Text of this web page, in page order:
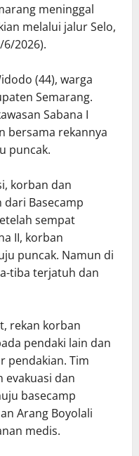
meninggal
melalui jalur Selo,
2026).
(44), warga
Semarang.
Sabana I
bersama rekannya
puncak.
korban dan
Basecamp
sempat
II, korban
puncak. Namun di
tiba terjatuh dan
rekan korban
pendaki lain dan
pendakian. Tim
evakuasi dan
basecamp
Arang Boyolali
medis.